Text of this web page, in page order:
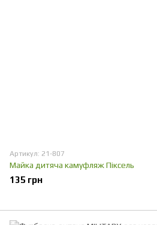
Артикул: 21-807
Майка дитяча камуфляж Піксель
135 грн